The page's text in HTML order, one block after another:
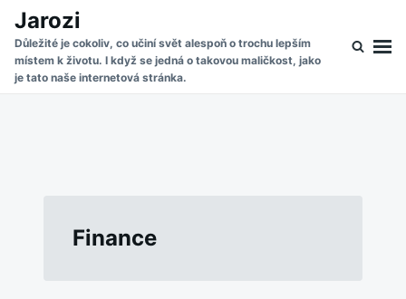
Skip
content
Search
for:
Jarozi
Důležité je cokoliv, co učiní svět alespoň o trochu lepším
místem k životu. I když se jedná o takovou maličkost, jako
je tato naše internetová stránka.
Finance